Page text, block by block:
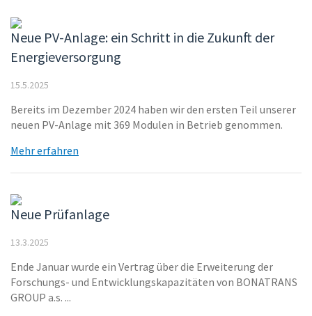
Neue PV-Anlage: ein Schritt in die Zukunft der
Energieversorgung
15.5.2025
Bereits im Dezember 2024 haben wir den ersten Teil unserer
neuen PV-Anlage mit 369 Modulen in Betrieb genommen.
Mehr erfahren
Neue Prüfanlage
13.3.2025
Ende Januar wurde ein Vertrag über die Erweiterung der
Forschungs- und Entwicklungskapazitäten von BONATRANS
GROUP a.s. ...